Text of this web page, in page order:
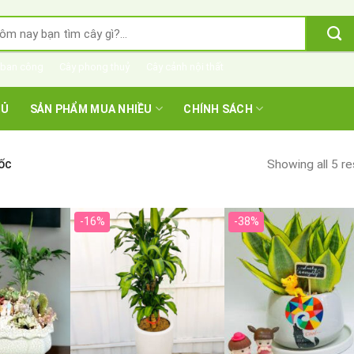
SẢN PHẨM MUA NHIỀU CHÍNH SÁCH
Showing all 5
-16%
+
-38%
+